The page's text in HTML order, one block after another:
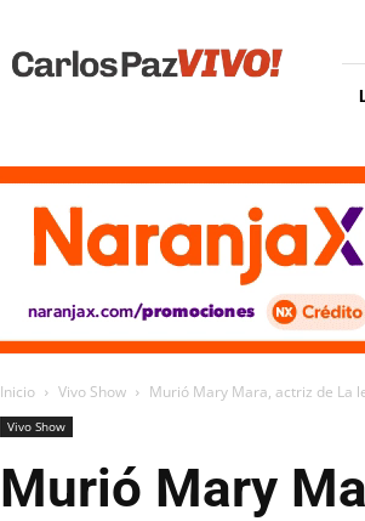
Vivo
Inicio Vivo Show Murió Mary Mara, actriz de La
Vivo Show
Murió Mary